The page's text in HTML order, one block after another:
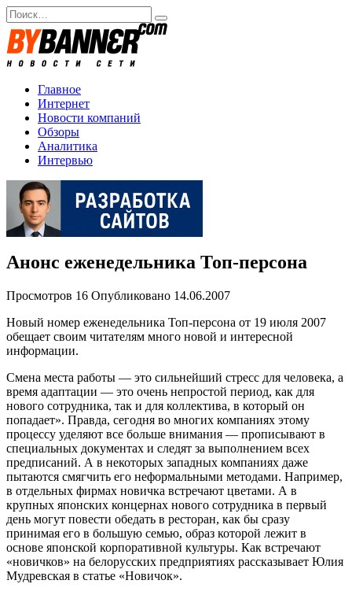
Перейти
к
содержанию
Search
for:
Главное
Интернет
Новости компаний
Обзоры
Аналитика
Интервью
Анонс еженедельника Топ-персона
Просмотров 16 Опубликовано 14.06.2007
Новый номер еженедельника Топ-персона от 19 июля 2007
обещает своим читателям много новой и интересной
информации.
Смена места работы — это сильнейший стресс для человека, а
время адаптации — это очень непростой период, как для
нового сотрудника, так и для коллектива, в который он
попадает». Правда, сегодня во многих компаниях этому
процессу уделяют все больше внимания — прописывают в
специальных документах и следят за выполнением всех
предписаний. А в некоторых западных компаниях даже
пытаются смягчить его неформальными методами. Например,
в отдельных фирмах новичка встречают цветами. А в
крупных японских концернах нового сотрудника в первый
день могут повести обедать в ресторан, как бы сразу
принимая его в большую семью, образ которой лежит в
основе японской корпоративной культуры. Как встречают
«новичков» на белорусских предприятиях рассказывает Юлия
Мудревская в статье «Новичок».